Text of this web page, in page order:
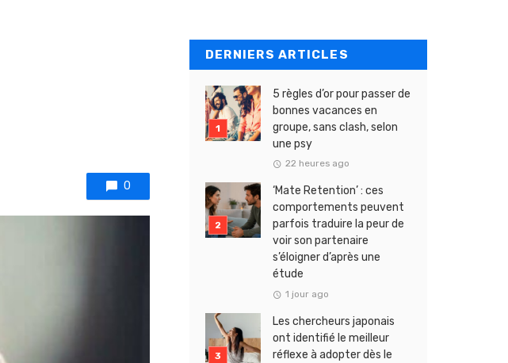
0
DERNIERS ARTICLES
5 règles d’or pour passer de
bonnes vacances en
groupe, sans clash, selon
une psy
22 heures ago
‘Mate Retention’ : ces
comportements peuvent
parfois traduire la peur de
voir son partenaire
s’éloigner d’après une
étude
1 jour ago
Les chercheurs japonais
ont identifié le meilleur
réflexe à adopter dès le